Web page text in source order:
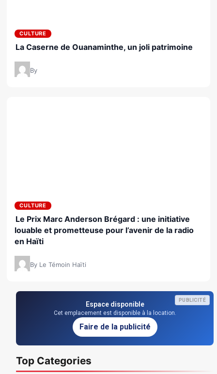
CULTURE
La Caserne de Ouanaminthe, un joli patrimoine
By
CULTURE
Le Prix Marc Anderson Brégard : une initiative
louable et prometteuse pour l’avenir de la radio
en Haïti
By Le Témoin Haïti
PUBLICITÉ
Espace disponible
Cet emplacement est disponible à la location.
Faire de la publicité
Top Categories